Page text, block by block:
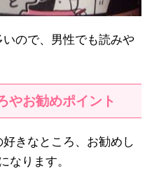
ので、男性でも読みや
やお勧めポイント
きなところ、お勧めし
なります。